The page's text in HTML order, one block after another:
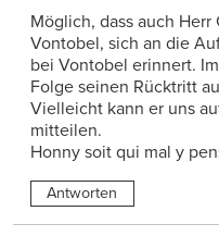
Möglich, dass auch Herr
Vontobel, sich an die
bei Vontobel erinnert.
Folge seinen Rücktritt
Vielleicht kann er uns
mitteilen.
Honny soit qui mal y
Antworten